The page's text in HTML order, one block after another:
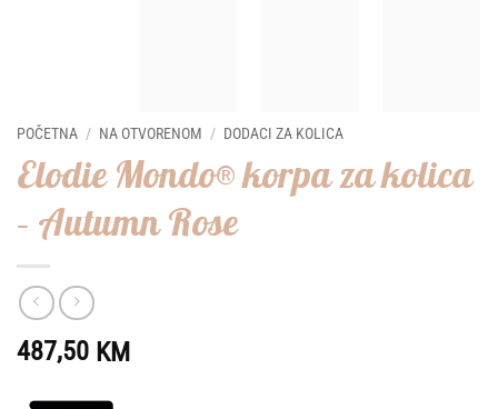
POČETNA / NA OTVORENOM / DODACI ZA KOLICA
Elodie Mondo® korpa za kolica
– Autumn Rose
487,50 KM